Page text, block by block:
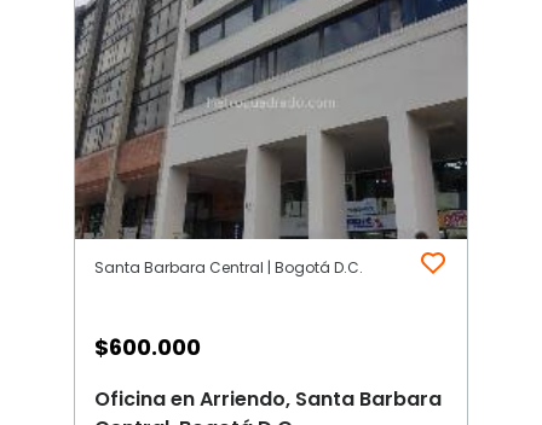
Santa Barbara Central | Bogotá D.C.
$600.000
Oficina en Arriendo, Santa Barbara